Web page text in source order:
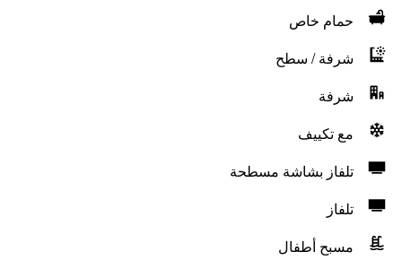
حمام خاص
شرفة / سطح
شرفة
مع تكييف
تلفاز بشاشة مسطحة
تلفاز
مسبح أطفال